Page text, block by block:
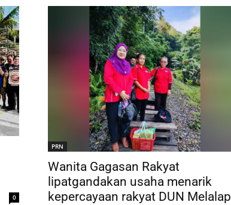
0
PRN
Wanita Gagasan Rakyat
lipatgandakan usaha menarik
kepercayaan rakyat DUN Melalap